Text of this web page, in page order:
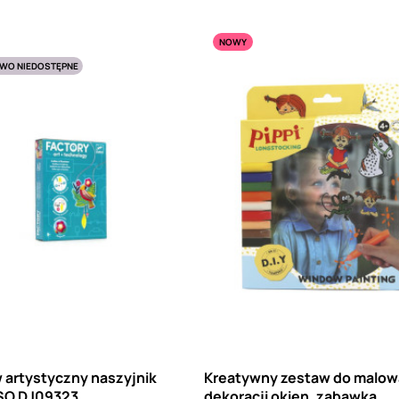
NIEDOSTĘPNE
artystyczny naszyjnik
NOWY
Kreatywny zestaw do